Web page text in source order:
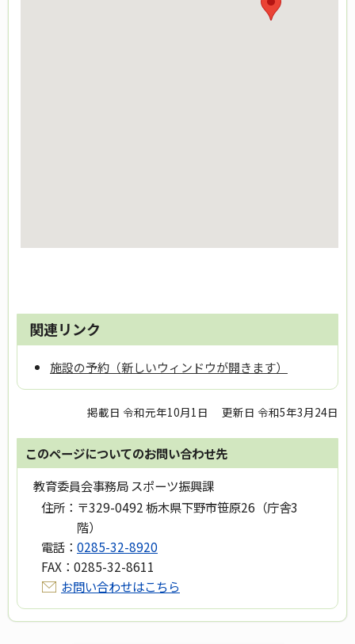
関連リンク
施設の予約（新しいウィンドウが開きます）
掲載日 令和元年10月1日 更新日 令和5年3月24日
このページについてのお問い合わせ先
教育委員会事務局 スポーツ振興課
住所： 〒329-0492 栃木県下野市笹原26（庁舎3
階）
電話： 0285-32-8920
FAX： 0285-32-8611
お問い合わせはこちら